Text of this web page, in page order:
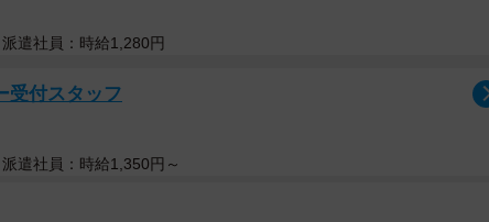
派遣社員：時給1,280円
受付スタッフ
派遣社員：時給1,350円～